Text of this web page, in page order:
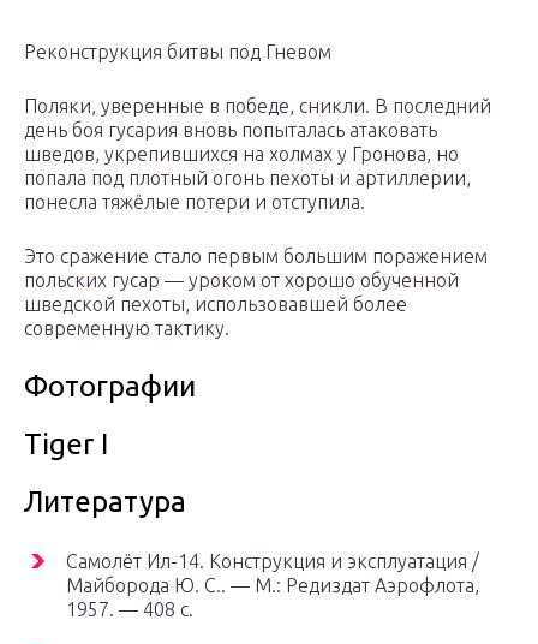
Реконструкция битвы под Гневом
Поляки, уверенные в победе, сникли. В последний
день боя гусария вновь попыталась атаковать
шведов, укрепившихся на холмах у Гронова, но
попала под плотный огонь пехоты и артиллерии,
понесла тяжёлые потери и отступила.
Это сражение стало первым большим поражением
польских гусар — уроком от хорошо обученной
шведской пехоты, использовавшей более
современную тактику.
Фотографии
Tiger I
Литература
Самолёт Ил-14. Конструкция и эксплуатация /
Майборода Ю. С.. — М.: Редиздат Аэрофлота,
1957. — 408 с.